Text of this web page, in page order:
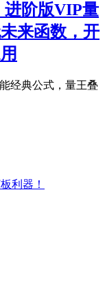
进阶版VIP量
来函数，开
经典公式，量王叠